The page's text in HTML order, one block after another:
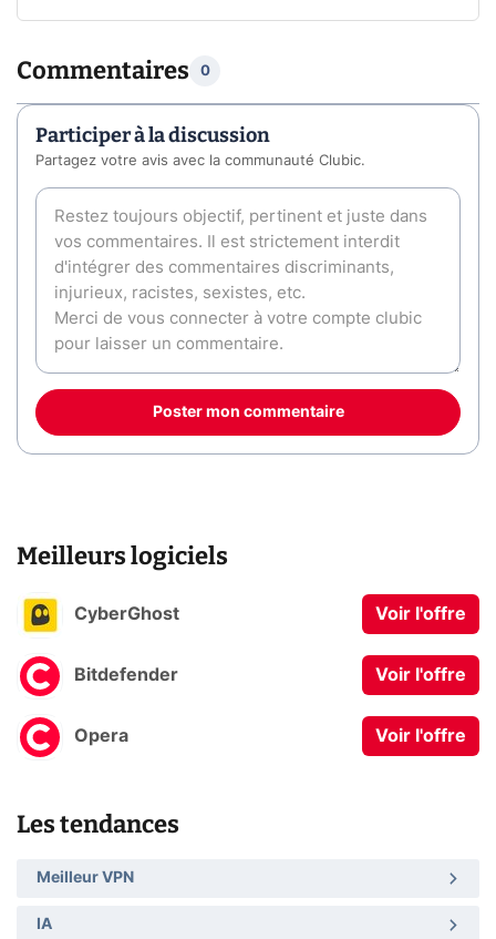
Commentaires 0
Participer à la discussion
Partagez votre avis avec la communauté Clubic.
Poster mon commentaire
Meilleurs logiciels
CyberGhost Voir l'offre
Bitdefender Voir l'offre
Opera Voir l'offre
Les tendances
Meilleur VPN
IA